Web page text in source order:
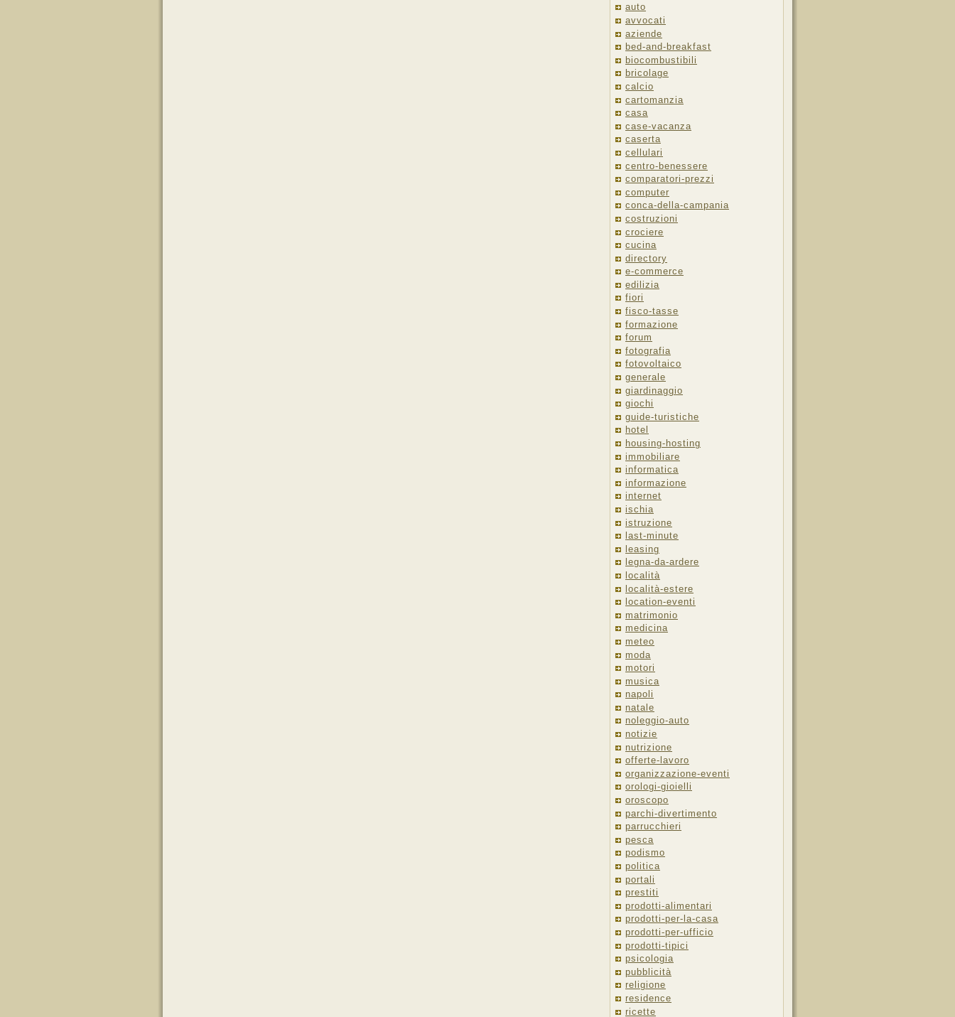
auto
avvocati
aziende
bed-and-breakfast
biocombustibili
bricolage
calcio
cartomanzia
casa
case-vacanza
caserta
cellulari
centro-benessere
comparatori-prezzi
computer
conca-della-campania
costruzioni
crociere
cucina
directory
e-commerce
edilizia
fiori
fisco-tasse
formazione
forum
fotografia
fotovoltaico
generale
giardinaggio
giochi
guide-turistiche
hotel
housing-hosting
immobiliare
informatica
informazione
internet
ischia
istruzione
last-minute
leasing
legna-da-ardere
località
località-estere
location-eventi
matrimonio
medicina
meteo
moda
motori
musica
napoli
natale
noleggio-auto
notizie
nutrizione
offerte-lavoro
organizzazione-eventi
orologi-gioielli
oroscopo
parchi-divertimento
parrucchieri
pesca
podismo
politica
portali
prestiti
prodotti-alimentari
prodotti-per-la-casa
prodotti-per-ufficio
prodotti-tipici
psicologia
pubblicità
religione
residence
ricette